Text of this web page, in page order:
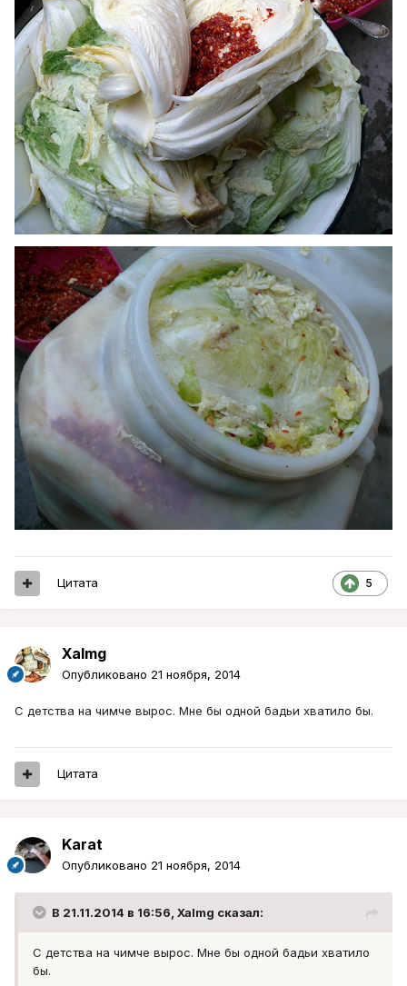
5
Цитата
Xalmg
Опубликовано 21 ноября, 2014
С детства на чимче вырос. Мне бы одной бадьи хватило бы.
Цитата
Karat
Опубликовано 21 ноября, 2014
В 21.11.2014 в 16:56, Xalmg сказал:
С детства на чимче вырос. Мне бы одной бадьи хватило
бы.